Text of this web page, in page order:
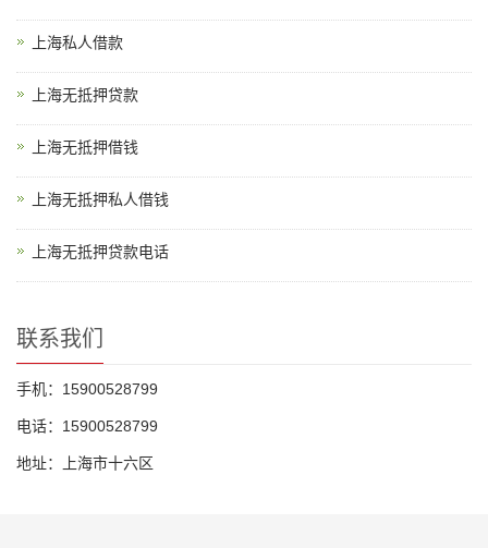
上海私人借款
上海无抵押贷款
上海无抵押借钱
上海无抵押私人借钱
上海无抵押贷款电话
联系我们
手机：15900528799
电话：15900528799
地址：上海市十六区